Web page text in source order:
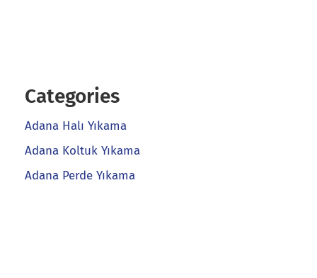
Categories
Adana Halı Yıkama
Adana Koltuk Yıkama
Adana Perde Yıkama